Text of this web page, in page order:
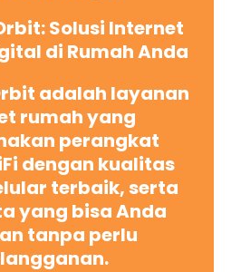
Solusi Internet
di Rumah Anda
adalah layanan
rumah yang
perangkat
dengan kualitas
terbaik, serta
yang bisa Anda
tanpa perlu